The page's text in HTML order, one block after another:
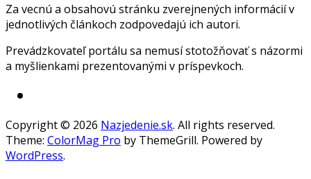
Za vecnú a obsahovú stránku zverejnených informácií v
jednotlivých článkoch zodpovedajú ich autori.
Prevádzkovateľ portálu sa nemusí stotožňovať s názormi
a myšlienkami prezentovanými v príspevkoch.
Copyright © 2026 Nazjedenie.sk. All rights reserved.
Theme: ColorMag Pro by ThemeGrill. Powered by
WordPress.